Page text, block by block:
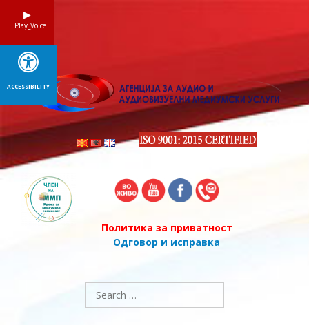
Политика за приватност
Одговор и исправка
Search
for:
Play_Voice
ACCESSIBILITY